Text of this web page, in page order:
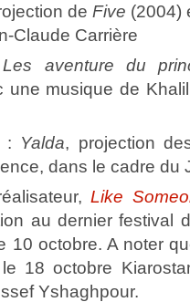
deFive (2004)
Claude Carrière
Les aventure du
une musique de
: Yalda, projection
dans le cadre du
Like
au dernier festival
10 octobre. A noter
le 18 octobre
Yshaghpour.